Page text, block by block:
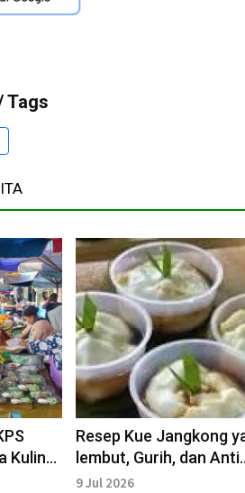
Tags
Kuliner
Resep Kue Jangkong
lembut, Gurih, dan Anti
Gagal
9 Jul 2026